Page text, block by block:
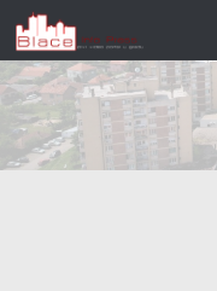
Skip to content